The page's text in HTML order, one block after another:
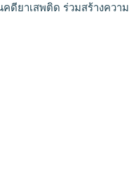
คดียาเสพติด ร่วมสร้างความ